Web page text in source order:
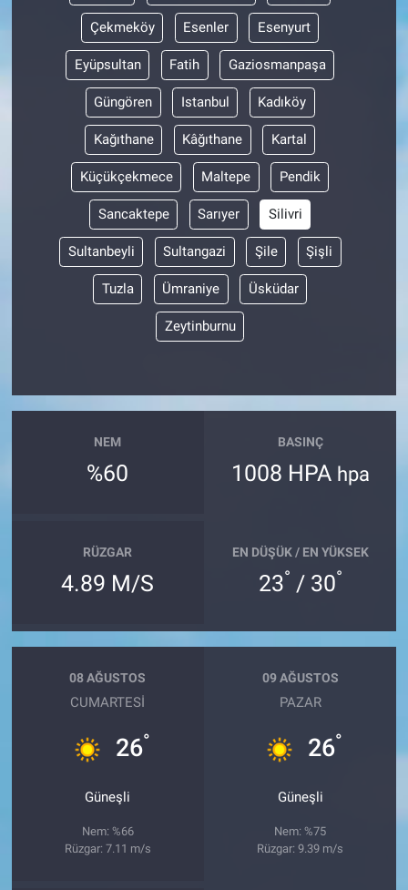
Çekmeköy Esenler Esenyurt
Eyüpsultan Fatih Gaziosmanpaşa
Güngören Istanbul Kadıköy
Kağıthane Kâğıthane Kartal
Küçükçekmece Maltepe Pendik
Sancaktepe Sarıyer Silivri
Sultanbeyli Sultangazi Şile Şişli
Tuzla Ümraniye Üsküdar
Zeytinburnu
NEM
%60
BASINÇ
1008 HPA hpa
RÜZGAR
4.89 M/S
EN DÜŞÜK / EN YÜKSEK
23° / 30°
08 AĞUSTOS
CUMARTESI
26°
Güneşli
Nem: %66
Rüzgar: 7.11 m/s
09 AĞUSTOS
PAZAR
26°
Güneşli
Nem: %75
Rüzgar: 9.39 m/s